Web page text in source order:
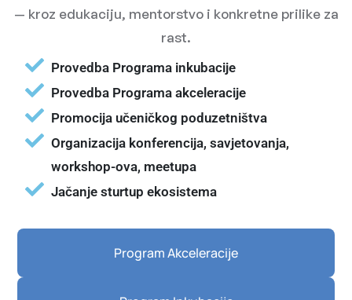
— kroz edukaciju, mentorstvo i konkretne prilike za
rast.
Provedba Programa inkubacije
Provedba Programa akceleracije
Promocija učeničkog poduzetništva
Organizacija konferencija, savjetovanja,
workshop-ova, meetupa
Jačanje sturtup ekosistema
Program Akceleracije